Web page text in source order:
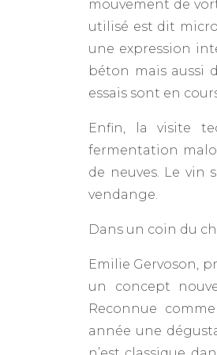
mouvement de
utilisé est dit
une expression
béton mais aussi
essais sont en
Enfin, la visite
fermentation
de neuves. Le vin
vendange.
Dans un coin du
Emilie Gervoson,
un concept
Reconnue
année une